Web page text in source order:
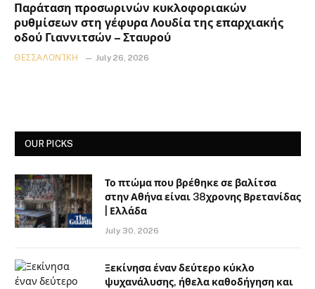
Παράταση προσωρινών κυκλοφοριακών
ρυθμίσεων στη γέφυρα Λουδία της επαρχιακής
οδού Γιαννιτσών – Σταυρού
ΘΕΣΣΑΛΟΝΊΚΗ July 26, 2026
OUR PICKS
Το πτώμα που βρέθηκε σε βαλίτσα
στην Αθήνα είναι 38χρονης Βρετανίδας
| Ελλάδα
July 30, 2026
Ξεκίνησα έναν δεύτερο κύκλο
ψυχανάλυσης, ήθελα καθοδήγηση και